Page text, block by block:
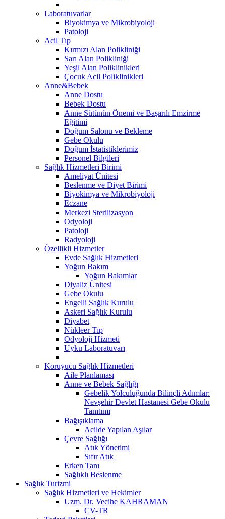
Laboratuvarlar
Biyokimya ve Mikrobiyoloji
Patoloji
Acil Tıp
Kırmızı Alan Polikliniği
Sarı Alan Polikliniği
Yeşil Alan Poliklinikleri
Çocuk Acil Poliklinikleri
Anne&Bebek
Anne Dostu
Bebek Dostu
Anne Sütünün Önemi ve Başarılı Emzirme
Eğitimi
Doğum Salonu ve Bekleme
Gebe Okulu
Doğum İstatistiklerimiz
Personel Bilgileri
Sağlık Hizmetleri Birimi
Ameliyat Ünitesi
Beslenme ve Diyet Birimi
Biyokimya ve Mikrobiyoloji
Eczane
Merkezi Sterilizasyon
Odyoloji
Patoloji
Radyoloji
Özellikli Hizmetler
Evde Sağlık Hizmetleri
Yoğun Bakım
Yoğun Bakımlar
Diyaliz Ünitesi
Gebe Okulu
Engelli Sağlık Kurulu
Askeri Sağlık Kurulu
Diyabet
Nükleer Tıp
Odyoloji Hizmeti
Uyku Laboratuvarı
Koruyucu Sağlık Hizmetleri
Aile Planlaması
Anne ve Bebek Sağlığı
Gebelik Yolculuğunda Bilinçli Adımlar:
Nevşehir Devlet Hastanesi Gebe Okulu
Tanıtımı
Bağışıklama
Acilde Yapılan Aşılar
Çevre Sağlığı
Atık Yönetimi
Sıfır Atık
Erken Tanı
Sağlıklı Beslenme
Sağlık Turizmi
Sağlık Hizmetleri ve Hekimler
Uzm. Dr. Vecihe KAHRAMAN
CV-TR